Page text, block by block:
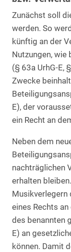
Zunächst soll
werden. So
künftig an der
Nutzungen,
(§ 63a UrhG-E,
Zwecke
E), der
ein Recht an
Neben dem
nachträglichen
erhalten
Musikverlegern
eines Rechts
des benannten
E) an
können. Damit